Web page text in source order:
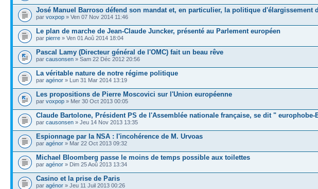
José Manuel Barroso défend son mandat et, en particulier, la politique d'élargissement
par voxpop » Ven 07 Nov 2014 11:46
Le plan de marche de Jean-Claude Juncker, présenté au Parlement européen
par pierre » Ven 01 Aoû 2014 18:04
Pascal Lamy (Directeur général de l'OMC) fait un beau rêve
par causonsen » Sam 22 Déc 2012 20:56
La véritable nature de notre régime politique
par agénor » Lun 31 Mar 2014 13:19
Les propositions de Pierre Moscovici sur l'Union européenne
par voxpop » Mer 30 Oct 2013 00:05
Claude Bartolone, Président PS de l'Assemblée nationale française, se dit " europhobe-
par causonsen » Jeu 14 Nov 2013 13:35
Espionnage par la NSA : l'incohérence de M. Urvoas
par agénor » Mar 22 Oct 2013 09:32
Michael Bloomberg passe le moins de temps possible aux toilettes
par agénor » Dim 25 Aoû 2013 13:34
Casino et la prise de Paris
par agénor » Jeu 11 Juil 2013 00:26